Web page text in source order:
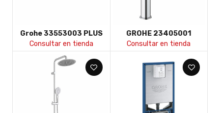
Grohe 33553003 PLUS
Monomando para baño y
ducha 1/2&amp;quot;
Consultar en tienda
GROHE 23405001
LINEARE MONOM LAVABO
XL CUERPO LISO
Consultar en tienda